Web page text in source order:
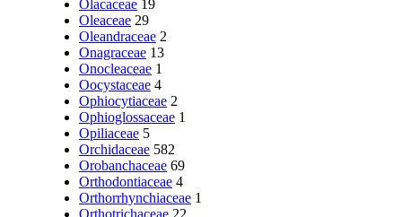
Olacaceae 19
Oleaceae 29
Oleandraceae 2
Onagraceae 13
Onocleaceae 1
Oocystaceae 4
Ophiocytiaceae 2
Ophioglossaceae 1
Opiliaceae 5
Orchidaceae 582
Orobanchaceae 69
Orthodontiaceae 4
Orthorrhynchiaceae 1
Orthotrichaceae 22